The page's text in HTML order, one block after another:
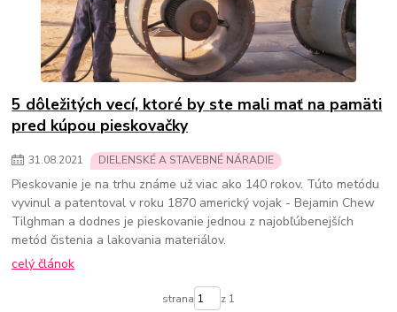
5 dôležitých vecí, ktoré by ste mali mať na pamäti
pred kúpou pieskovačky
31.08.2021 DIELENSKÉ A STAVEBNÉ NÁRADIE
Pieskovanie je na trhu známe už viac ako 140 rokov. Túto metódu
vyvinul a patentoval v roku 1870 americký vojak - Bejamin Chew
Tilghman a dodnes je pieskovanie jednou z najobľúbenejších
metód čistenia a lakovania materiálov.
celý článok
strana z 1